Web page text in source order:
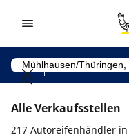
Alle Verkaufsstellen
217 Autoreifenhändler